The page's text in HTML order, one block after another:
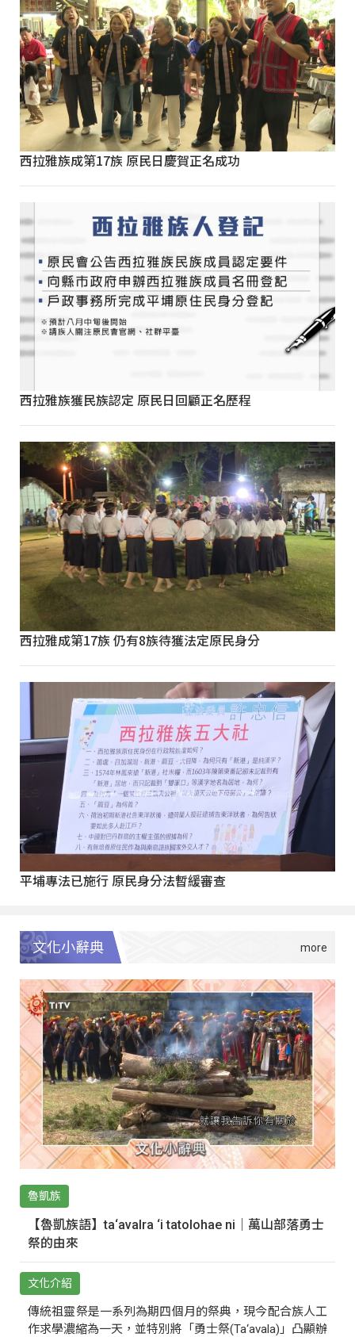
西拉雅族成第17族 原民日慶賀正名成功
西拉雅族獲民族認定 原民日回顧正名歷程
西拉雅成第17族 仍有8族待獲法定原民身分
平埔專法已施行 原民身分法暫緩審查
文化小辭典
魯凱族
【魯凱族語】ta‘avalra ‘i tatolohae ni｜萬山部落勇士
祭的由來
文化介紹
傳統祖靈祭是一系列為期四個月的祭典，現今配合族人工
作求學濃縮為一天，並特別將「勇士祭(Ta‘avala)」凸顯辦